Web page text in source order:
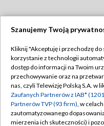
Abonament TVP
Emisja w TVP
Centrum informacji TVP
Szanujemy Twoją
Kliknij "Akceptuję i przechodzę do
korzystanie z technologii
dostęp do informacji na Twoim
przechowywanie oraz na
nas, czyli Telewizję Polską S.A. w
Zaufanych Partnerów z IAB*
Partnerów TVP (93 firm), w
zautomatyzowanego
mierzenia ich skuteczności) i